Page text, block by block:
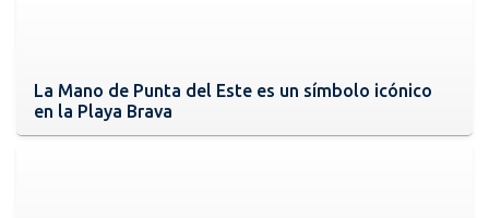
La Mano de Punta del Este es un símbolo icónico
en la Playa Brava